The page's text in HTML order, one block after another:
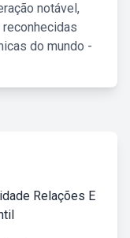
notável,
do mundo -
Relações E